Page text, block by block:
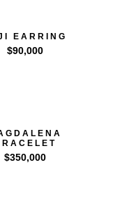
EARRING
$90,000
$350,000